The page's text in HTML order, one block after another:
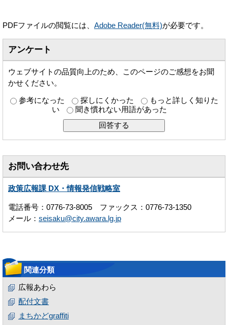
PDFファイルの閲覧には、 Adobe Reader(無料)が必要です。
アンケート
ウェブサイトの品質向上のため、このページのご感想をお聞
かせください。
参考になった 探しにくかった
もっと詳しく知りた
い
聞き慣れない用語があった
お問い合わせ先
政策広報課 DX・情報発信戦略室
電話番号：0776-73-8005 ファックス：0776-73-1350
メール： seisaku@city.awara.lg.jp
関連分類
広報あわら
配付文書
まちかどgraffiti